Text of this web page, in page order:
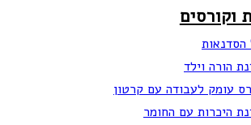
וקורסים
הסדנאות
הורה וילד
עומק לעבודה עם קרטון
היכרות עם החומר